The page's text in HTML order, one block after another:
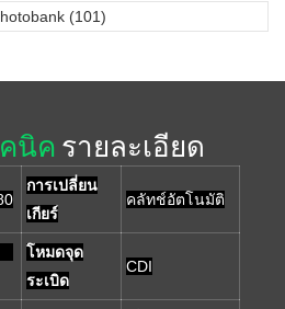
นิค รายละเอียด
การเปลี่ยน
เกียร์
คลัทช์อัตโนมัติ
โหมดจุด
ระเบิด
CDI